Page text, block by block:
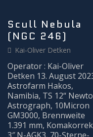
Scull Nebula
(NGC 246)
Kai-Oliver Detken
Operator : Kai-Oliver
Detken 13. August
Astrofarm Hakos,
Namibia, TS 12“
Astrograph, 10Micron
GM3000, Brennweite
1.391 mm,